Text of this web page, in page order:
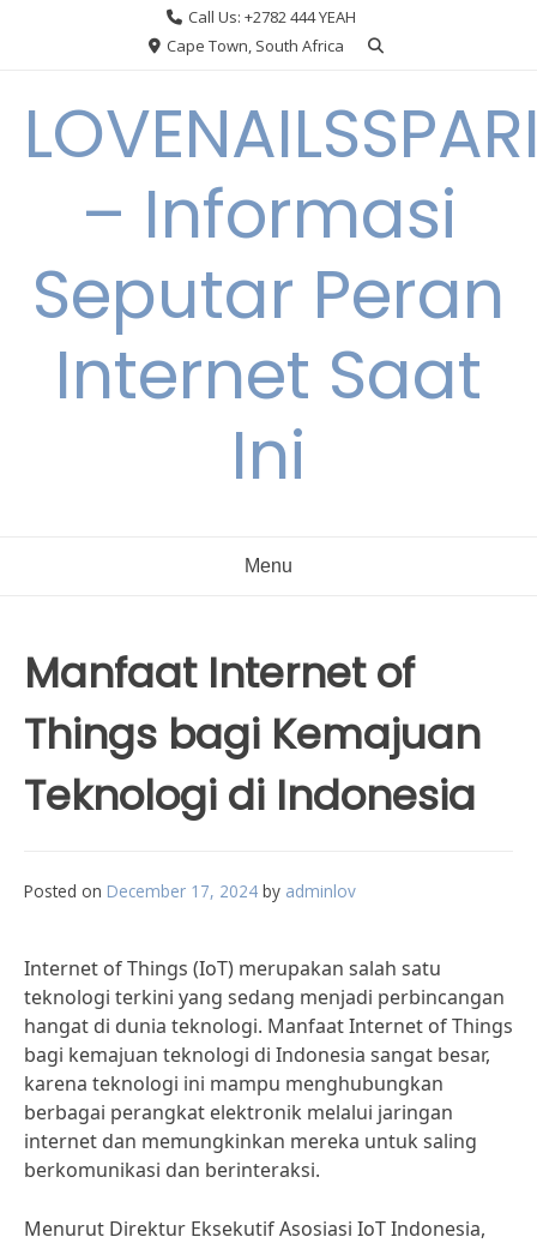
Call Us: +2782 444 YEAH
Cape Town, South Africa
– Informasi
Seputar Peran
Internet Saat
Ini
Menu
Manfaat Internet of
Things bagi Kemajuan
Teknologi di Indonesia
Posted on December 17, 2024 by adminlov
Internet of Things (IoT) merupakan salah satu
teknologi terkini yang sedang menjadi perbincangan
hangat di dunia teknologi. Manfaat Internet of Things
bagi kemajuan teknologi di Indonesia sangat besar,
karena teknologi ini mampu menghubungkan
berbagai perangkat elektronik melalui jaringan
internet dan memungkinkan mereka untuk saling
berkomunikasi dan berinteraksi.
Menurut Direktur Eksekutif Asosiasi IoT Indonesia,